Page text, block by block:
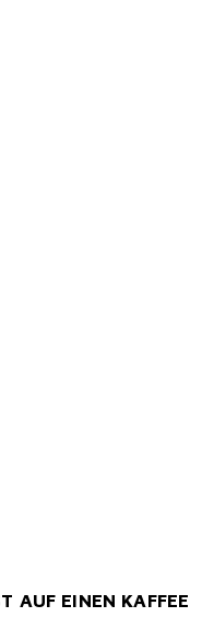
AUF EINEN KAFFEE